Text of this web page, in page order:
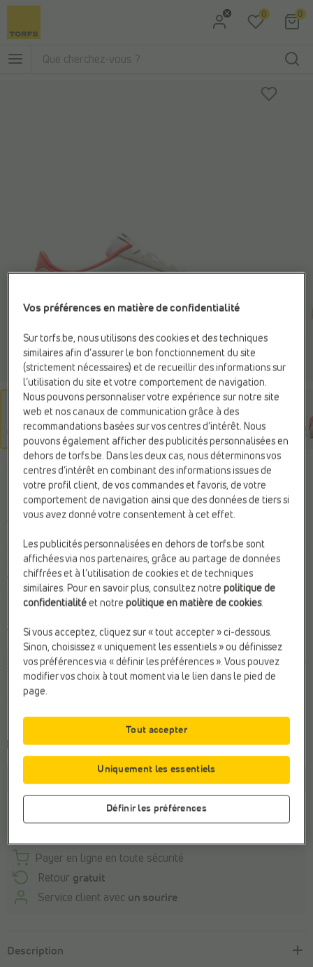
Aller au menu principal
0 0
NIKE
Baskets blanc
Couleur
White/ Light Crimso
n/ Deep Royal Blue
Taille
35,5 36 36,5 37,5 38 38,5 39 40
Commandez votre taille habituelle
Commandé avant 22h, livraison le demain
Stock du magasin
Payer en ligne en toute sécurité
Retour gratuit
Service client avec un sourire
Description
Vos préférences en matière de confidentialité
Sur torfs.be, nous utilisons des cookies et des techniques
similaires afin d’assurer le bon fonctionnement du site
(strictement nécessaires) et de recueillir des informations sur
l’utilisation du site et votre comportement de navigation.
Nous pouvons personnaliser votre expérience sur notre site
web et nos canaux de communication grâce à des
recommandations basées sur vos centres d’intérêt. Nous
pouvons également afficher des publicités personnalisées en
dehors de torfs.be. Dans les deux cas, nous déterminons vos
centres d’intérêt en combinant des informations issues de
votre profil client, de vos commandes et favoris, de votre
comportement de navigation ainsi que des données de tiers si
vous avez donné votre consentement à cet effet.
Les publicités personnalisées en dehors de torfs.be sont
affichées via nos partenaires, grâce au partage de données
chiffrées et à l’utilisation de cookies et de techniques
similaires. Pour en savoir plus, consultez notrepolitique de
confidentialité et notrepolitique en matière de cookies.
Si vous acceptez, cliquez sur « tout accepter » ci-dessous.
Sinon, choisissez « uniquement les essentiels » ou définissez
vos préférences via « définir les préférences ». Vous pouvez
modifier vos choix à tout moment via le lien dans le pied de
page.
Définir les préférences
Uniquement les essentiels
Tout accepter